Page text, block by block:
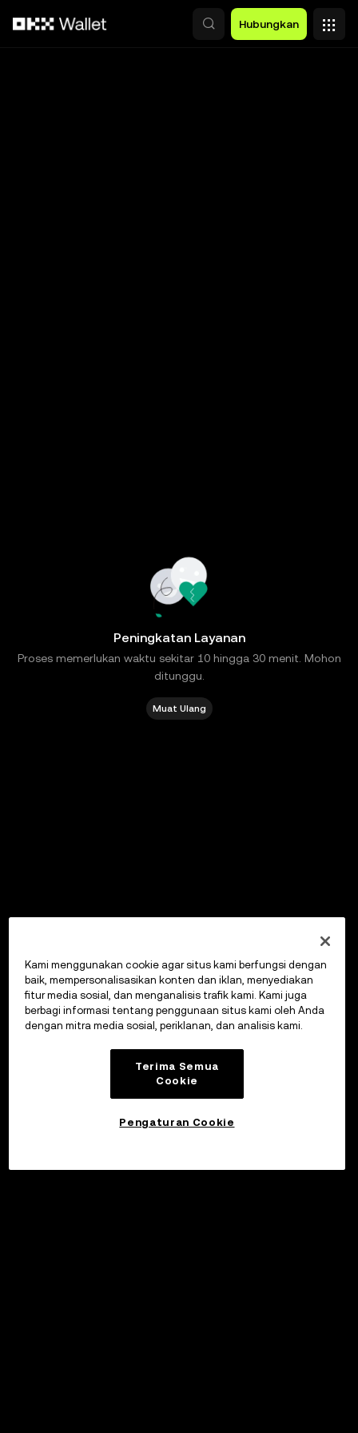
Hubungkan
Peningkatan Layanan
Proses memerlukan waktu sekitar 10 hingga 30 menit. Mohon
ditunggu.
Muat Ulang
Kami menggunakan cookie agar situs kami berfungsi dengan
baik, mempersonalisasikan konten dan iklan, menyediakan
fitur media sosial, dan menganalisis trafik kami. Kami juga
berbagi informasi tentang penggunaan situs kami oleh Anda
dengan mitra media sosial, periklanan, dan analisis kami.
Terima Semua
Cookie
Pengaturan Cookie